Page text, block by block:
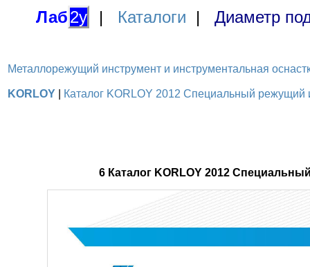
Лаб2у | Каталоги | Диаметр
Металлорежущий инструмент и инструментальная
KORLOY Каталог KORLOY 2012 Специальный режущий
6 Каталог KORLOY 2012